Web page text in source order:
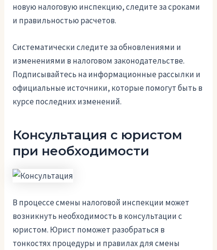
новую налоговую инспекцию, следите за сроками
и правильностью расчетов.
Систематически следите за обновлениями и
изменениями в налоговом законодательстве.
Подписывайтесь на информационные рассылки и
официальные источники, которые помогут быть в
курсе последних изменений.
Консультация с юристом
при необходимости
В процессе смены налоговой инспекции может
возникнуть необходимость в консультации с
юристом. Юрист поможет разобраться в
тонкостях процедуры и правилах для смены